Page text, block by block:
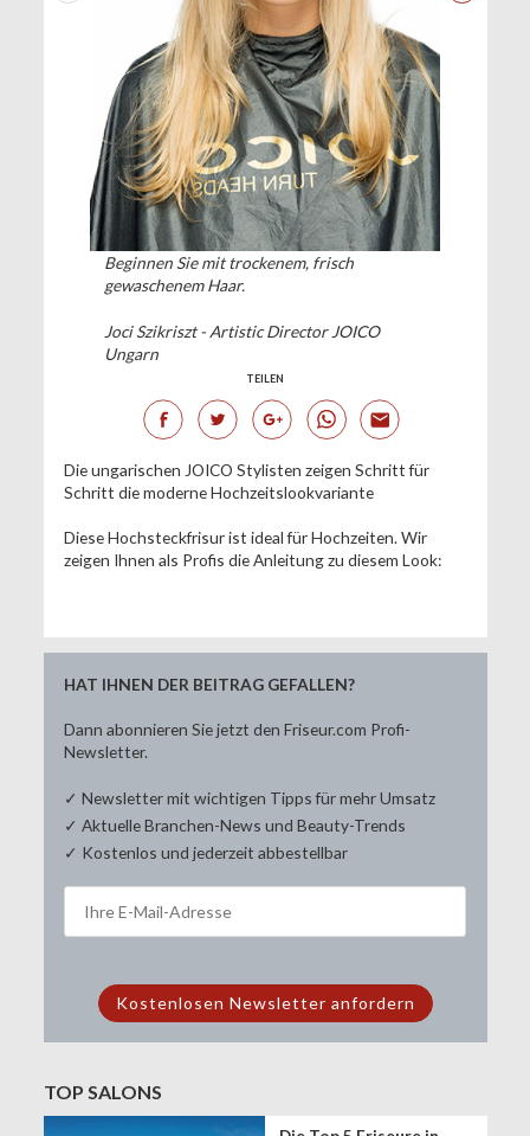
Beginnen Sie mit trockenem, frisch
gewaschenem Haar.
Joci Szikriszt - Artistic Director JOICO
Ungarn
TEILEN
Die ungarischen JOICO Stylisten zeigen Schritt für
Schritt die moderne Hochzeitslookvariante
Diese Hochsteckfrisur ist ideal für Hochzeiten. Wir
zeigen Ihnen als Profis die Anleitung zu diesem Look:
HAT IHNEN DER BEITRAG GEFALLEN?
Dann abonnieren Sie jetzt den Friseur.com Profi-
Newsletter.
✓ Newsletter mit wichtigen Tipps für mehr Umsatz
✓ Aktuelle Branchen-News und Beauty-Trends
✓ Kostenlos und jederzeit abbestellbar
TOP SALONS